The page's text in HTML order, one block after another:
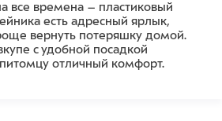
все времена – пластиковый
есть адресный ярлык,
вернуть потеряшку домой.
с удобной посадкой
отличный комфорт.